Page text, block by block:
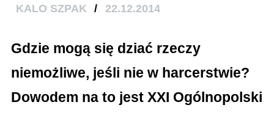
KALO SZPAK / 22.12.2014
Gdzie mogą się dziać rzeczy
niemożliwe, jeśli nie w harcerstwie?
Dowodem na to jest XXI Ogólnopolski